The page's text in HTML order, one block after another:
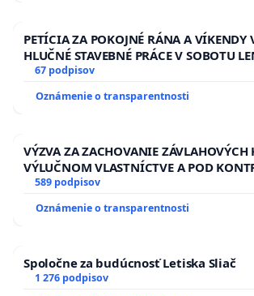
PETÍCIA ZA POKOJNÉ RÁNA A VÍKENDY
HLUČNÉ STAVEBNÉ PRÁCE V SOBOTU
13.00 HOD., CEZ PRACOVNÝ TÝŽDEŇ
HOD. A PRAVIDELNÁ KONTROLA STAVBY
ĎUMBIERSKEJ/MAGU
67 podpisov
Oznámenie o transparentnosti
VÝZVA ZA ZACHOVANIE ZÁVLAHOVÝCH
VÝLUČNOM VLASTNÍCTVE A POD
SLOVENSKEJ REPUBLIKY & žiadosť na
zanedbaného stavu závlahových a
kanálov na Slovensku
589 podpisov
Oznámenie o transparentnosti
Spoločne za budúcnosť Letiska Sliač
1 276 podpisov